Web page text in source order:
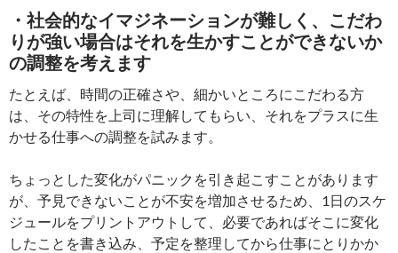
・社会的なイマジネーションが難しく、こだわ
りが強い場合はそれを生かすことができないか
の調整を考えます
たとえば、時間の正確さや、細かいところにこだわる方
は、その特性を上司に理解してもらい、それをプラスに生
かせる仕事への調整を試みます。
ちょっとした変化がパニックを引き起こすことがあります
が、予見できないことが不安を増加させるため、1日のスケ
ジュールをプリントアウトして、必要であればそこに変化
したことを書き込み、予定を整理してから仕事にとりかか